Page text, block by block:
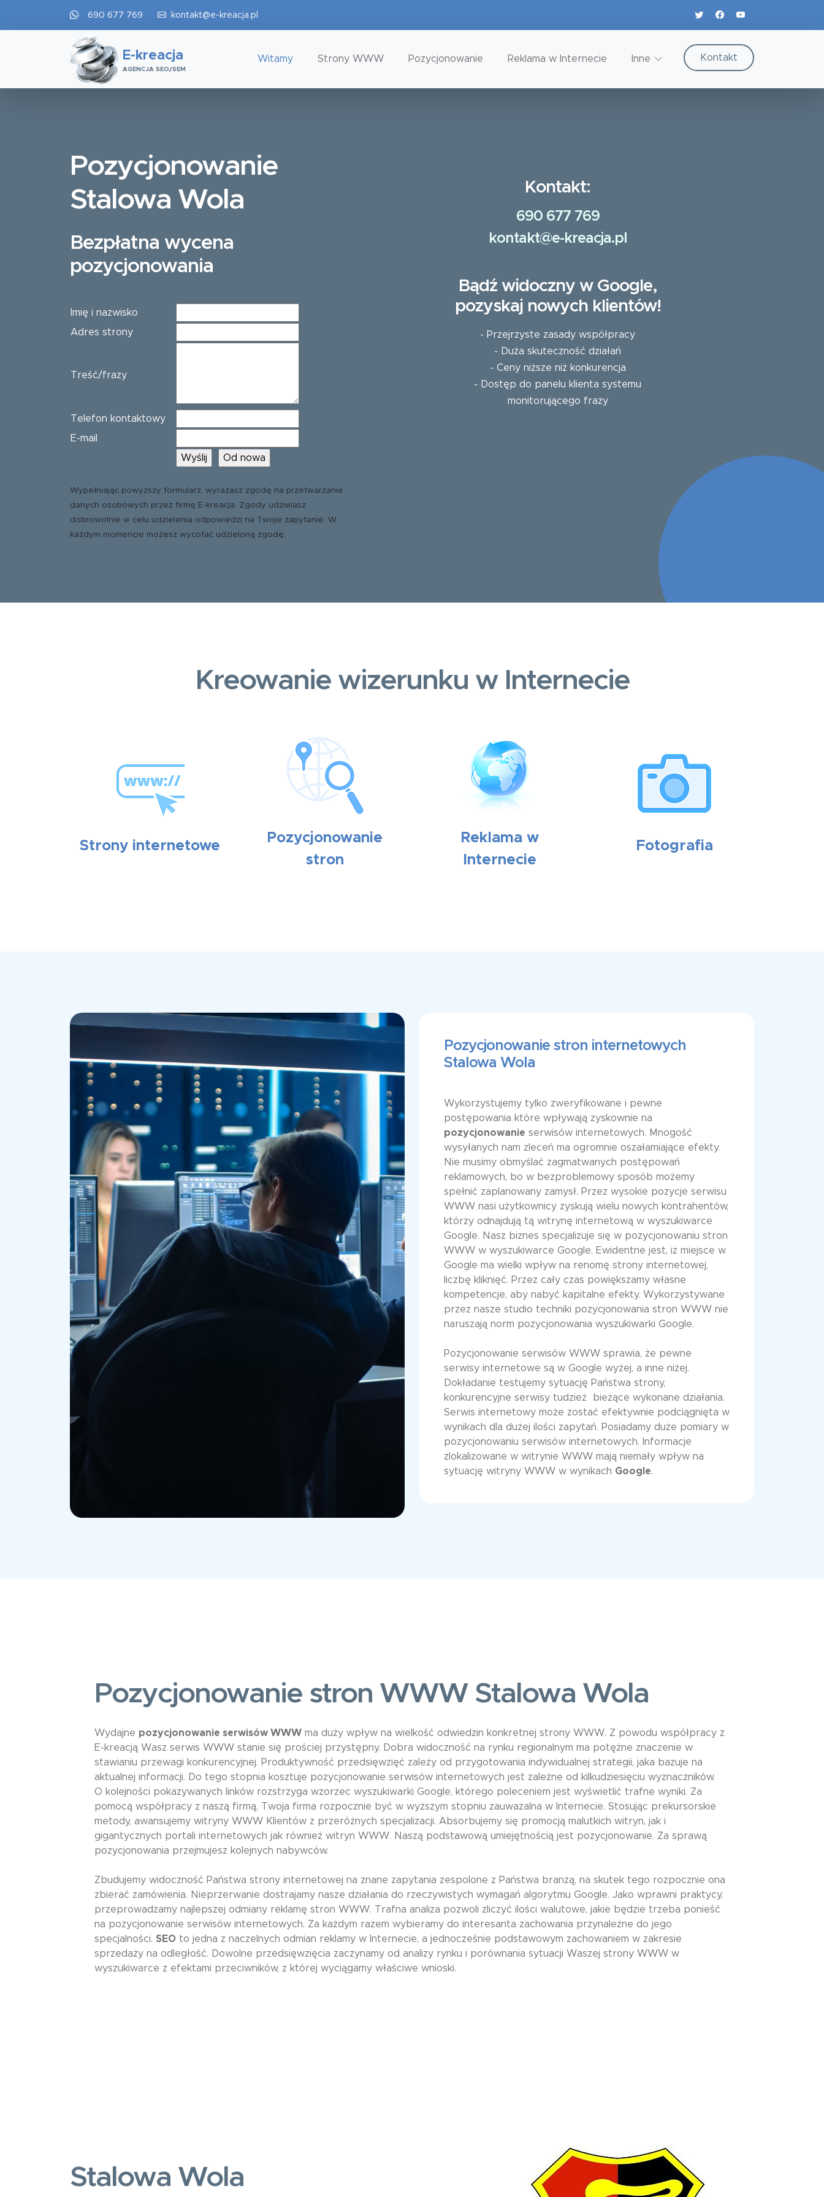
690 677 769 kontakt@e-kreacja.pl
E-kreacja
AGENCJA SEO/SEM
Witamy Strony WWW Pozycjonowanie Reklama w Internecie Inne Kontakt
Pozycjonowanie
Stalowa Wola
Bezpłatna wycena
pozycjonowania
Imię i nazwisko
Adres strony
Treść/frazy
Telefon kontaktowy
E-mail
Wypełniając powyższy formularz, wyrażasz zgodę na przetwarzanie
danych osobowych przez firmę E-kreacja. Zgody udzielasz
dobrowolnie w celu udzielenia odpowiedzi na Twoje zapytanie. W
każdym momencie możesz wycofać udzieloną zgodę.
Kontakt:
690 677 769
kontakt@e-kreacja.pl
Bądź widoczny w Google,
pozyskaj nowych klientów!
- Przejrzyste zasady współpracy
- Duża skuteczność działań
- Ceny niższe niż konkurencja
- Dostęp do panelu klienta systemu
monitorującego frazy
Kreowanie wizerunku w Internecie
Strony internetowe
Pozycjonowanie
stron
Reklama w
Internecie
Fotografia
Pozycjonowanie stron internetowych
Stalowa Wola
Wykorzystujemy tylko zweryfikowane i pewne
postępowania które wpływają zyskownie na
pozycjonowanie serwisów internetowych. Mnogość
wysyłanych nam zleceń ma ogromnie oszałamiające efekty.
Nie musimy obmyślać zagmatwanych postępowań
reklamowych, bo w bezproblemowy sposób możemy
spełnić zaplanowany zamysł. Przez wysokie pozycje serwisu
WWW nasi użytkownicy zyskują wielu nowych kontrahentów,
którzy odnajdują tą witrynę internetową w wyszukiwarce
Google. Nasz biznes specjalizuje się w pozycjonowaniu stron
WWW w wyszukiwarce Google. Ewidentne jest, iż miejsce w
Google ma wielki wpływ na renomę strony internetowej,
liczbę kliknięć. Przez cały czas powiększamy własne
kompetencje, aby nabyć kapitalne efekty. Wykorzystywane
przez nasze studio techniki pozycjonowania stron WWW nie
naruszają norm pozycjonowania wyszukiwarki Google.
Pozycjonowanie serwisów WWW sprawia, że pewne
serwisy internetowe są w Google wyżej, a inne niżej.
Dokładanie testujemy sytuację Państwa strony,
konkurencyjne serwisy tudzież bieżące wykonane działania.
Serwis internetowy może zostać efektywnie podciągnięta w
wynikach dla dużej ilości zapytań. Posiadamy duże pomiary w
pozycjonowaniu serwisów internetowych. Informacje
zlokalizowane w witrynie WWW mają niemały wpływ na
sytuację witryny WWW w wynikach Google.
Pozycjonowanie stron WWW Stalowa Wola
Wydajne pozycjonowanie serwisów WWW ma duży wpływ na wielkość odwiedzin konkretnej strony WWW. Z powodu współpracy z
E-kreacją Wasz serwis WWW stanie się prościej przystępny. Dobra widoczność na rynku regionalnym ma potężne znaczenie w
stawianiu przewagi konkurencyjnej. Produktywność przedsięwzięć zależy od przygotowania indywidualnej strategii, jaka bazuje na
aktualnej informacji. Do tego stopnia kosztuje pozycjonowanie serwisów internetowych jest zależne od kilkudziesięciu wyznaczników.
O kolejności pokazywanych linków rozstrzyga wzorzec wyszukiwarki Google, którego poleceniem jest wyświetlić trafne wyniki. Za
pomocą współpracy z naszą firmą, Twoja firma rozpocznie być w wyższym stopniu zauważalna w Internecie. Stosując prekursorskie
metody, awansujemy witryny WWW Klientów z przeróżnych specjalizacji. Absorbujemy się promocją malutkich witryn, jak i
gigantycznych portali internetowych jak również witryn WWW. Naszą podstawową umiejętnością jest pozycjonowanie. Za sprawą
pozycjonowania przejmujesz kolejnych nabywców.
Zbudujemy widoczność Państwa strony internetowej na znane zapytania zespolone z Państwa branżą, na skutek tego rozpocznie ona
zbierać zamówienia. Nieprzerwanie dostrajamy nasze działania do rzeczywistych wymagań algorytmu Google. Jako wprawni praktycy,
przeprowadzamy najlepszej odmiany reklamę stron WWW. Trafna analiza pozwoli zliczyć ilości walutowe, jakie będzie trzeba ponieść
na pozycjonowanie serwisów internetowych. Za każdym razem wybieramy do interesanta zachowania przynależne do jego
specjalności. SEO to jedna z naczelnych odmian reklamy w Internecie, a jednocześnie podstawowym zachowaniem w zakresie
sprzedaży na odległość. Dowolne przedsięwzięcia zaczynamy od analizy rynku i porównania sytuacji Waszej strony WWW w
wyszukiwarce z efektami przeciwników, z której wyciągamy właściwe wnioski.
Stalowa Wola